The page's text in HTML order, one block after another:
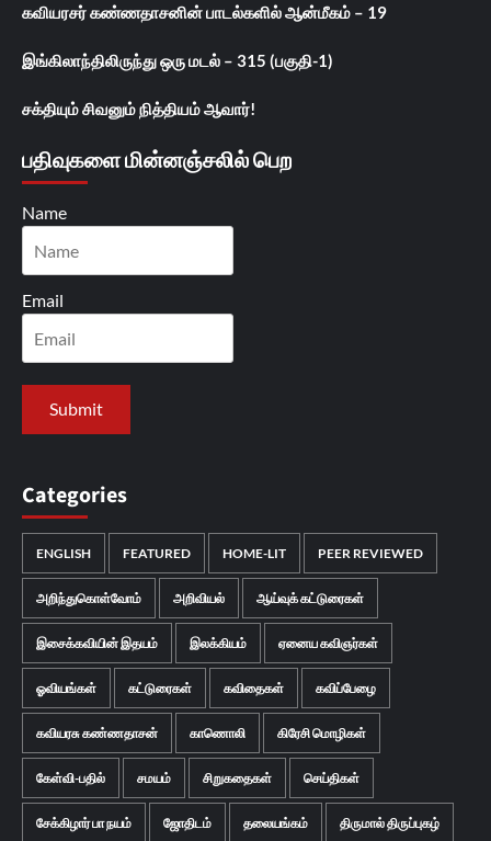
கவியரசர் கண்ணதாசனின் பாடல்களில் ஆன்மீகம் – 19
இங்கிலாந்திலிருந்து ஒரு மடல் – 315 (பகுதி-1)
சக்தியும் சிவனும் நித்தியம் ஆவார்!
பதிவுகளை மின்னஞ்சலில் பெற
Name
Email
Categories
ENGLISH FEATURED HOME-LIT PEER REVIEWED
அறிந்துகொள்வோம் அறிவியல் ஆய்வுக் கட்டுரைகள்
இசைக்கவியின் இதயம் இலக்கியம் ஏனைய கவிஞர்கள்
ஓவியங்கள் கட்டுரைகள் கவிதைகள் கவிப்பேழை
கவியரசு கண்ணதாசன் காணொலி கிரேசி மொழிகள்
கேள்வி-பதில் சமயம் சிறுகதைகள் செய்திகள்
சேக்கிழார் பா நயம் ஜோதிடம் தலையங்கம் திருமால் திருப்புகழ்